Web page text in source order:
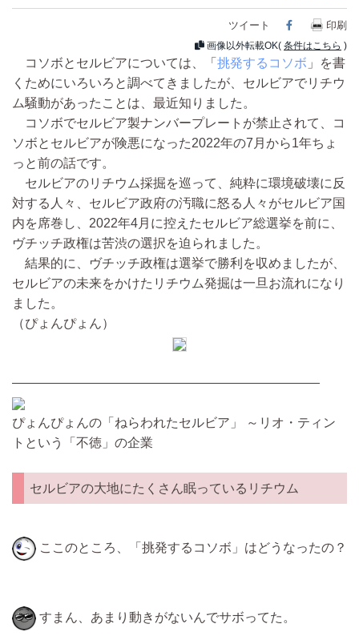
ツイート Facebook
印刷
画像以外転載OK( 条件はこちら )
コソボとセルビアについては、「 挑発するコソボ 」を書
くためにいろいろと調べてきましたが、セルビアでリチウ
ム騒動があったことは、最近知りました。
コソボでセルビア製ナンバープレートが禁止されて、コ
ソボとセルビアが険悪になった2022年の7月から1年ちょ
っと前の話です。
セルビアのリチウム採掘を巡って、純粋に環境破壊に反
対する人々、セルビア政府の汚職に怒る人々がセルビア国
内を席巻し、2022年4月に控えたセルビア総選挙を前に、
ヴチッチ政権は苦渋の選択を迫られました。
結果的に、ヴチッチ政権は選挙で勝利を収めましたが、
セルビアの未来をかけたリチウム発掘は一旦お流れになり
ました。
（ぴょんぴょん）
————————————————————————
ぴょんぴょんの「ねらわれたセルビア」 ～リオ・ティン
トという「不徳」の企業
セルビアの大地にたくさん眠っているリチウム
ここのところ、「挑発するコソボ」はどうなったの？
すまん、あまり動きがないんでサボってた。